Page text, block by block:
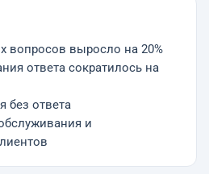
вопросов выросло на 20%
ответа сократилось на
без ответа
и